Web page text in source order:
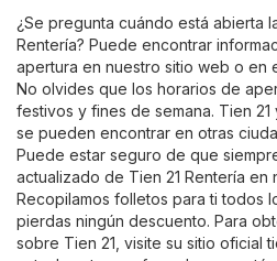
¿Se pregunta cuándo está abierta
Rentería? Puede encontrar
apertura en nuestro sitio web o en
No olvides que los horarios de
festivos y fines de semana. Tien 21
se pueden encontrar en otras
Puede estar seguro de que
actualizado de Tien 21 Rentería en
Recopilamos folletos para ti todos
pierdas ningún descuento. Para
sobre Tien 21, visite su sitio oficial